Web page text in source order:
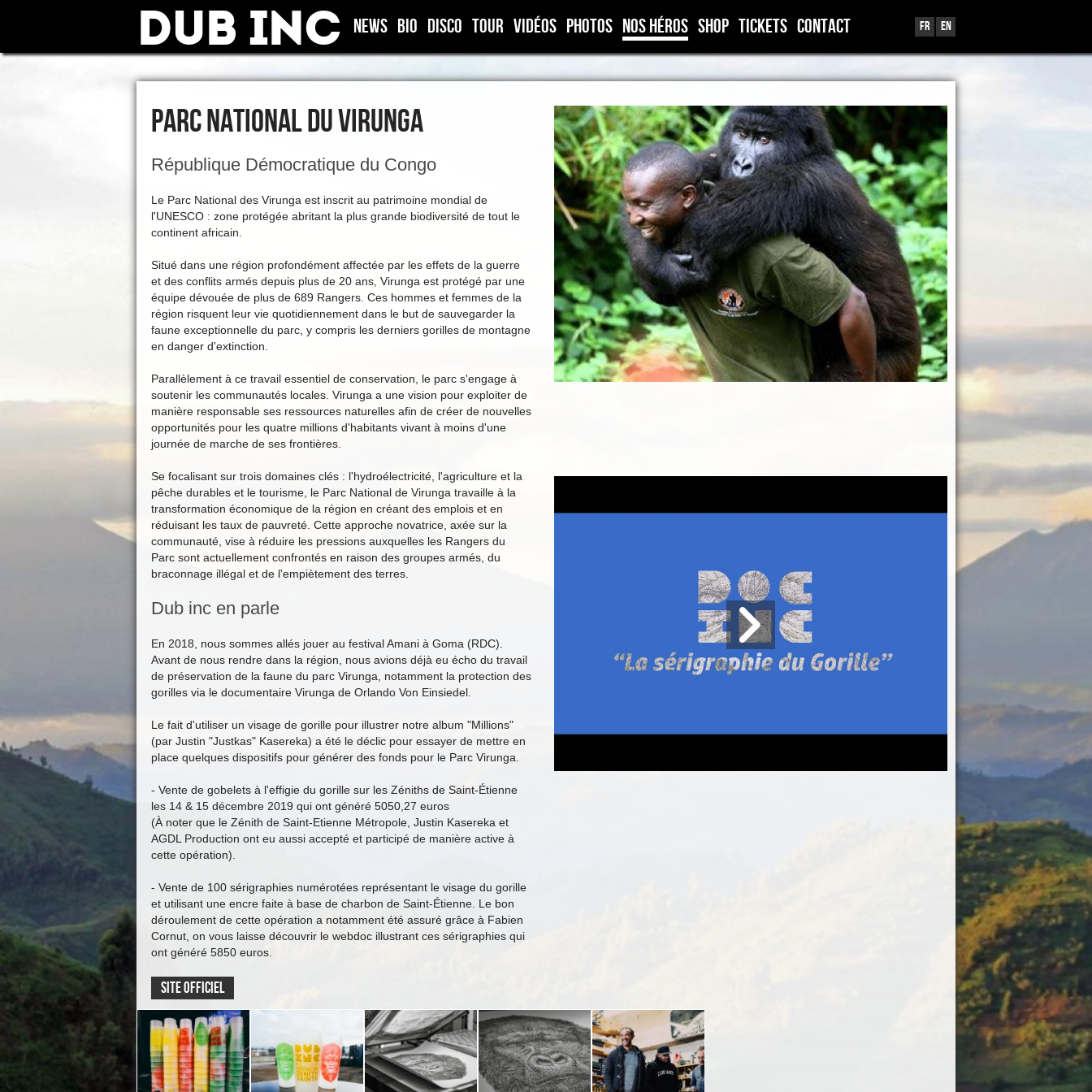
Dub Inc News Bio Disco Tour Vidéos Photos Nos héros Shop TICKETS Contact Fr En
PARC NATIONAL DU VIRUNGA
République Démocratique du Congo
Le Parc National des Virunga est inscrit au patrimoine mondial de
l'UNESCO : zone protégée abritant la plus grande biodiversité de tout le
continent africain.
Situé dans une région profondément affectée par les effets de la guerre
et des conflits armés depuis plus de 20 ans, Virunga est protégé par une
équipe dévouée de plus de 689 Rangers. Ces hommes et femmes de la
région risquent leur vie quotidiennement dans le but de sauvegarder la
faune exceptionnelle du parc, y compris les derniers gorilles de montagne
en danger d'extinction.
Parallèlement à ce travail essentiel de conservation, le parc s'engage à
soutenir les communautés locales. Virunga a une vision pour exploiter de
manière responsable ses ressources naturelles afin de créer de nouvelles
opportunités pour les quatre millions d'habitants vivant à moins d'une
journée de marche de ses frontières.
Se focalisant sur trois domaines clés : l'hydroélectricité, l'agriculture et la
pêche durables et le tourisme, le Parc National de Virunga travaille à la
transformation économique de la région en créant des emplois et en
réduisant les taux de pauvreté. Cette approche novatrice, axée sur la
communauté, vise à réduire les pressions auxquelles les Rangers du
Parc sont actuellement confrontés en raison des groupes armés, du
braconnage illégal et de l'empiètement des terres.
Dub inc en parle
En 2018, nous sommes allés jouer au festival Amani à Goma (RDC).
Avant de nous rendre dans la région, nous avions déjà eu écho du travail
de préservation de la faune du parc Virunga, notamment la protection des
gorilles via le documentaire Virunga de Orlando Von Einsiedel.
Le fait d'utiliser un visage de gorille pour illustrer notre album "Millions"
(par Justin "Justkas" Kasereka) a été le déclic pour essayer de mettre en
place quelques dispositifs pour générer des fonds pour le Parc Virunga.
- Vente de gobelets à l'effigie du gorille sur les Zéniths de Saint-Étienne
les 14 & 15 décembre 2019 qui ont généré 5050,27 euros
(À noter que le Zénith de Saint-Etienne Métropole, Justin Kasereka et
AGDL Production ont eu aussi accepté et participé de manière active à
cette opération).
- Vente de 100 sérigraphies numérotées représentant le visage du gorille
et utilisant une encre faite à base de charbon de Saint-Étienne. Le bon
déroulement de cette opération a notamment été assuré grâce à Fabien
Cornut, on vous laisse découvrir le webdoc illustrant ces sérigraphies qui
ont généré 5850 euros.
Site officiel